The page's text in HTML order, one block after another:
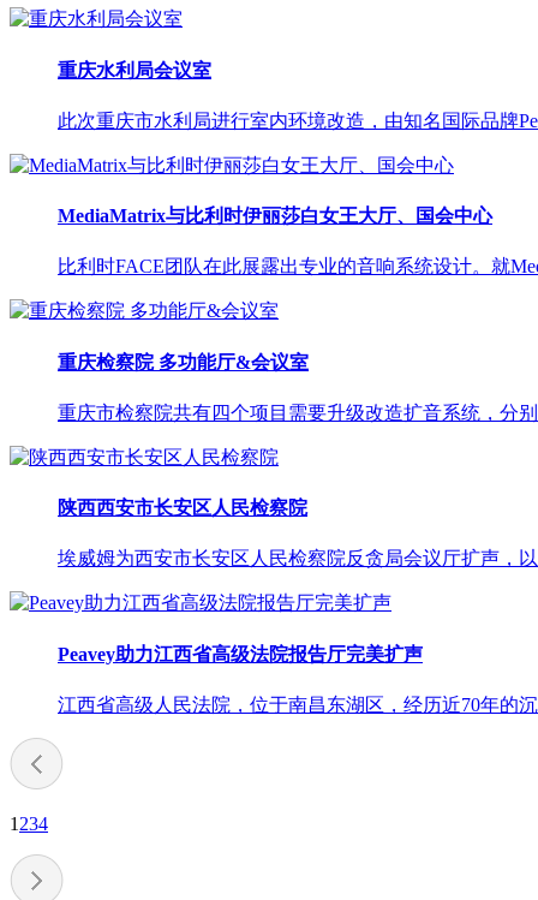
重庆水利局会议室
此次重庆市水利局进行室内环境改造，由知名国际品牌
MediaMatrix与比利时伊丽莎白女王大厅、国会中心
比利时FACE团队在此展露出专业的音响系统设计。就
重庆检察院 多功能厅&会议室
重庆市检察院共有四个项目需要升级改造扩音系统，分
陕西西安市长安区人民检察院
埃威姆为西安市长安区人民检察院反贪局会议厅扩声，
Peavey助力江西省高级法院报告厅完美扩声
江西省高级人民法院，位于南昌东湖区，经历近70年的
1 234